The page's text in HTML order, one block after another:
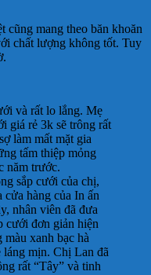
mang theo băn khoăn
chất lượng không tốt. Tuy
và rất lo lắng. Mẹ
giá rẻ 3k sẽ trông rất
làm mất mặt gia
tấm thiệp mỏng
năm trước.
sắp cưới của chị,
cửa hàng của In ấn
nhân viên đã đưa
cưới đơn giản hiện
xanh bạc hà
láng mịn. Chị Lan đã
rất “Tây” và tinh